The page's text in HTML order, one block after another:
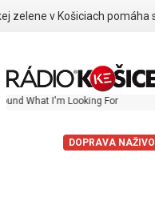
I'm Looking For
DOPRAVA NAŽIVO